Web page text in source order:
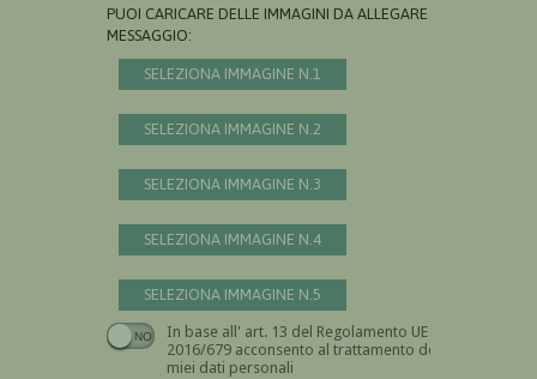
PUOI CARICARE DELLE IMMAGINI DA ALLEGARE AL
MESSAGGIO:
SELEZIONA IMMAGINE N.1
SELEZIONA IMMAGINE N.2
SELEZIONA IMMAGINE N.3
SELEZIONA IMMAGINE N.4
SELEZIONA IMMAGINE N.5
In base all' art. 13 del Regolamento UE n.
2016/679 acconsento al trattamento dei
miei dati personali
Devi dare il consenso